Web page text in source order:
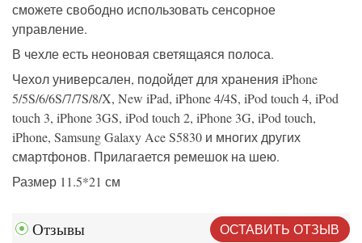
сможете свободно использовать сенсорное
управление.
В чехле есть неоновая светящаяся полоса.
Чехол универсален, подойдет для хранения iPhone
5/5S/6/6S/7/7S/8/X, New iPad, iPhone 4/4S, iPod touch 4, iPod
touch 3, iPhone 3GS, iPod touch 2, iPhone 3G, iPod touch,
iPhone, Samsung Galaxy Ace S5830 и многих других
смартфонов. Прилагается ремешок на шею.
Размер 11.5*21 см
Отзывы ОСТАВИТЬ ОТЗЫВ